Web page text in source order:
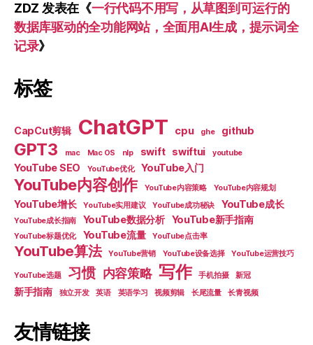
ZDZ 发表在《一行代码不用写，从草图到可运行的
数据库驱动的全功能网站，全面用AI生成，提示词全
记录》
标签
CapCut剪辑 ChatGPT cpu ghe github
GPT3 mac Mac OS nlp swift swiftui youtube
YouTube SEO YouTube优化 YouTube入门
YouTube内容创作 YouTube内容策略 YouTube内容规划
YouTube增长 YouTube实用建议 YouTube成功秘诀 YouTube成长
YouTube成长指南 YouTube数据分析 YouTube新手指南
YouTube标题优化 YouTube流量 YouTube点击率
YouTube算法 YouTube营销 YouTube设备选择 YouTube运营技巧
YouTube选题 习惯 内容策略 写作 手机拍摄 新冠
新手指南 独立开发 英语 英语学习 视频剪辑 长尾流量 长青视频
友情链接